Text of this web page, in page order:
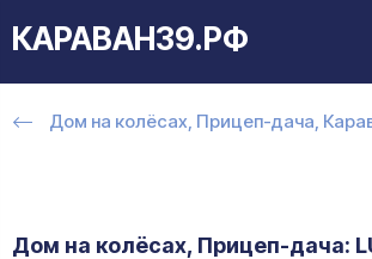
КАРАВАН39.РФ
Дом на колёсах, Прицеп-дача,
Дом на колёсах, Прицеп-дача: